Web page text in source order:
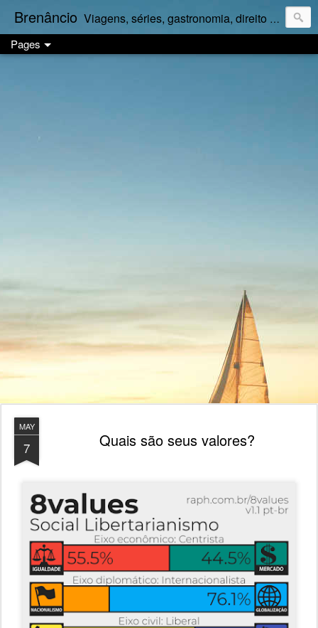
Brenâncio Viagens, séries, gastronomia, direito e palpites a granel.
Pages
MAY
7 Quais são seus valores?